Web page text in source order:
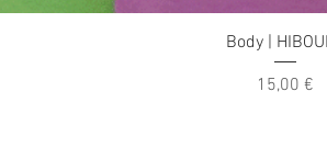
Aperçu
Body |
Prix
15,00 €